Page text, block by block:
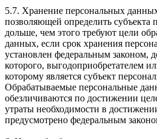
5.7. Хранение персональных
позволяющей определить субъекта
дольше, чем этого требуют цели
данных, если срок хранения
установлен федеральным законом,
которого, выгодоприобретателем
которому является субъект
Обрабатываемые персональные
обезличиваются по достижении
утраты необходимости в
предусмотрено федеральным